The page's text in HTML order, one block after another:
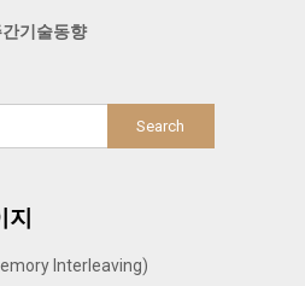
간기술동향
Interleaving)